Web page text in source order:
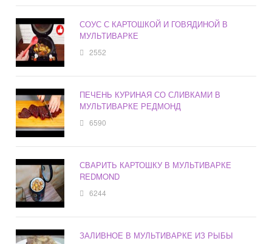
СОУС С КАРТОШКОЙ И ГОВЯДИНОЙ В
МУЛЬТИВАРКЕ
2552
ПЕЧЕНЬ КУРИНАЯ СО СЛИВКАМИ В
МУЛЬТИВАРКЕ РЕДМОНД
6590
СВАРИТЬ КАРТОШКУ В МУЛЬТИВАРКЕ
REDMOND
6244
ЗАЛИВНОЕ В МУЛЬТИВАРКЕ ИЗ РЫБЫ